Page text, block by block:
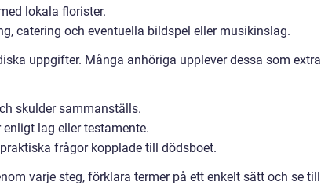
lokala florister.
catering och eventuella bildspel eller musikinslag.
uppgifter. Många anhöriga upplever dessa som extra
skulder sammanställs.
lag eller testamente.
frågor kopplade till dödsboet.
varje steg, förklara termer på ett enkelt sätt och se till